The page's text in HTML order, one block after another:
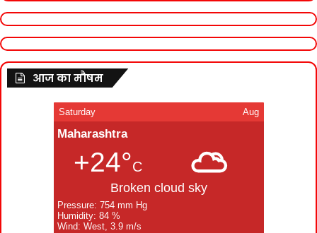
आज का मौषम
Saturday Aug
Maharashtra
+24°C
Broken cloud sky
Pressure: 754 mm Hg
Humidity: 84 %
Wind: West, 3.9 m/s